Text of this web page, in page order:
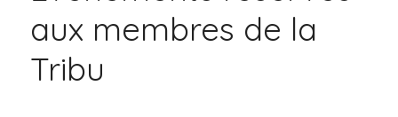
aux membres de la
Tribu